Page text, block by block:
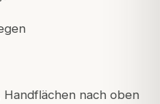
nach oben